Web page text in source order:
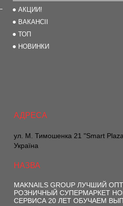
АКЦИИ!
ВАКАНСІІ
ТОП
НОВИНКИ
ул. М. Тимошенка 21 "Smart
Україна
MAKNAILS GROUP ЛУЧШИЙ
РОЗНИЧНЫЙ СУПЕРМАРКЕТ
СЕРВИСА 20 ЛЕТ ОБУЧАЕМ